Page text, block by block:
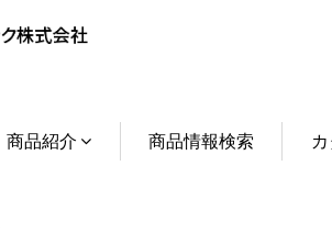
商品紹介 商品情報検索